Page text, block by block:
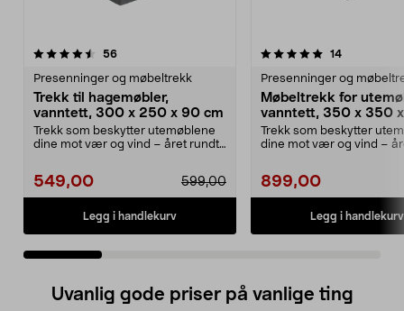
56anmeldelser
Presenninger og møbeltrekk
Trekk til hagemøbler,
vanntett, 300 x 250 x 90 cm
Trekk som beskytter utemøblene
dine mot vær og vind – året rundt.
549,00 599,00
Legg i handlekurv
5.0 av 5 stjerner 14anmeldelser
Presenninger og
Møbeltrekk for
vanntett, 350 x 350
Trekk som beskytter
dine mot vær og vind –
899,00
Legg i handlekurv
4.5 av 5 stjerner
Uvanlig gode priser på vanlige ting